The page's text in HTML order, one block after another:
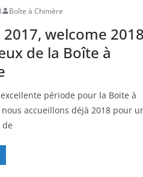
Boîte à Chimère
2017, welcome
de la Boîte à
période pour la Boite à
accueillons déjà 2018 pour